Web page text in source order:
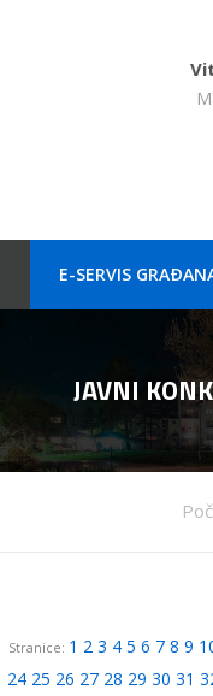
E-SERVIS
JAVNI
Stranice: 1 2 3 4 5 6 7 8 9
24 25 26 27 28 29 30 31